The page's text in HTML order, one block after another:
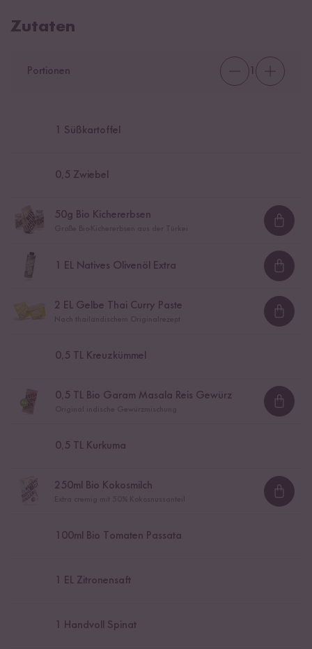
Zutaten
Portionen
Süßkartoffel
0,5 Zwiebel
50g Bio Kichererbsen
EL Natives Olivenöl Extra
2 EL Gelbe Thai Curry Paste
0,5 TL Kreuzkümmel
0,5 TL Bio Garam Masala Reis Gewürz
0,5 TL Kurkuma
250ml Bio Kokosmilch
100ml Bio Tomaten Passata
1 EL Zitronensaft
1 Handvoll Spinat